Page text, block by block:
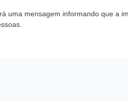
uma mensagem informando que a